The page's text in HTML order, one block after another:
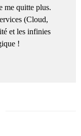
me quitte plus.
(Cloud,
et les infinies
!